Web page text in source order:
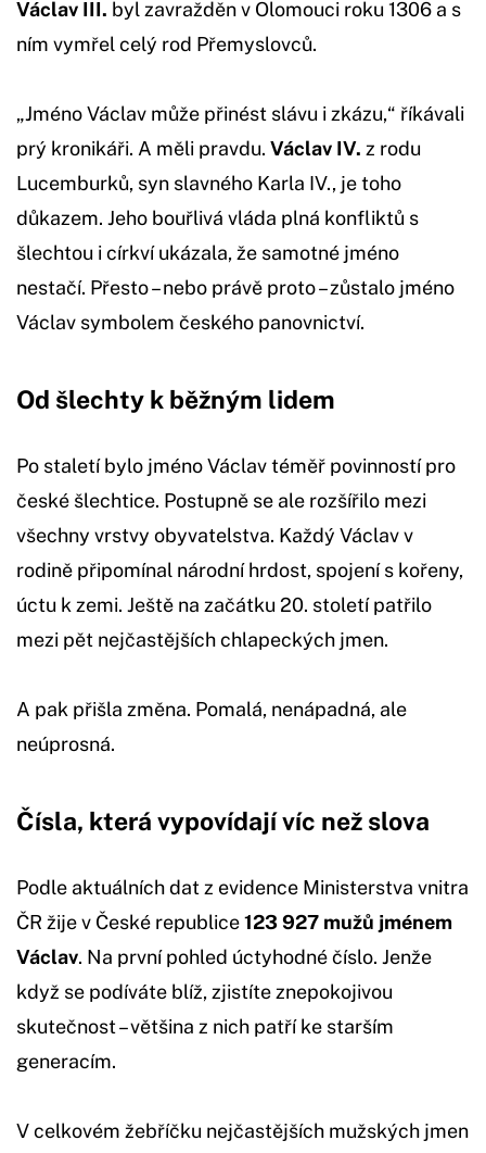
Václav III. byl zavražděn v Olomouci roku 1306 a s
ním vymřel celý rod Přemyslovců.
„Jméno Václav může přinést slávu i zkázu,“ říkávali
prý kronikáři. A měli pravdu. Václav IV. z rodu
Lucemburků, syn slavného Karla IV., je toho
důkazem. Jeho bouřlivá vláda plná konfliktů s
šlechtou i církví ukázala, že samotné jméno
nestačí. Přesto – nebo právě proto – zůstalo jméno
Václav symbolem českého panovnictví.
Od šlechty k běžným lidem
Po staletí bylo jméno Václav téměř povinností pro
české šlechtice. Postupně se ale rozšířilo mezi
všechny vrstvy obyvatelstva. Každý Václav v
rodině připomínal národní hrdost, spojení s kořeny,
úctu k zemi. Ještě na začátku 20. století patřilo
mezi pět nejčastějších chlapeckých jmen.
A pak přišla změna. Pomalá, nenápadná, ale
neúprosná.
Čísla, která vypovídají víc než slova
Podle aktuálních dat z evidence Ministerstva vnitra
ČR žije v České republice123 927 mužů jménem
Václav. Na první pohled úctyhodné číslo. Jenže
když se podíváte blíž, zjistíte znepokojivou
skutečnost – většina z nich patří ke starším
generacím.
V celkovém žebříčku nejčastějších mužských jmen